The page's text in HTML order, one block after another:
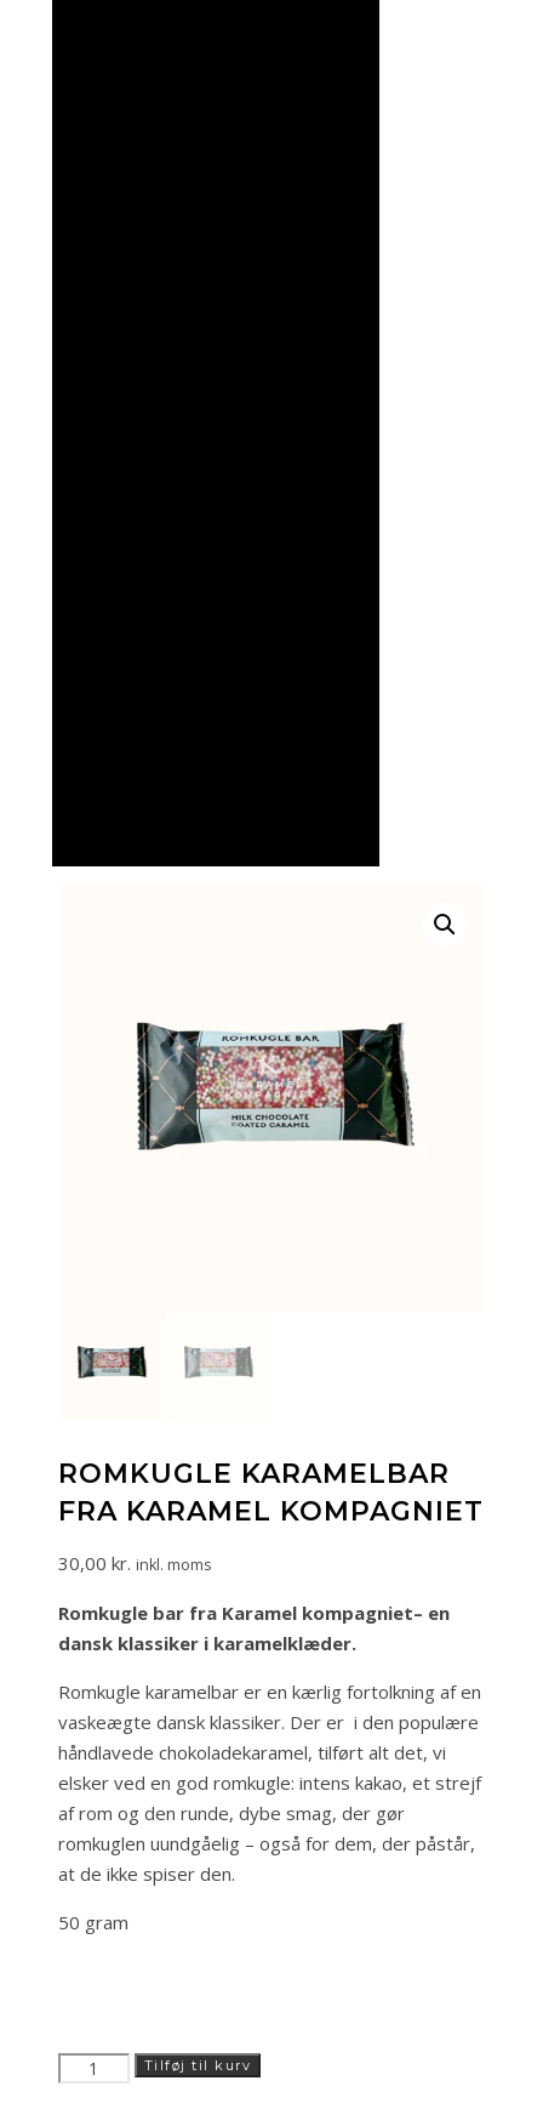
ROMKUGLE KARAMELBAR
FRA KARAMEL KOMPAGNIET
30,00 kr. inkl. moms
Romkugle bar fra Karamel kompagniet– en
dansk klassiker i karamelklæder.
Romkugle karamelbar er en kærlig fortolkning af en
vaskeægte dansk klassiker. Der er i den populære
håndlavede chokoladekaramel, tilført alt det, vi
elsker ved en god romkugle: intens kakao, et strejf
af rom og den runde, dybe smag, der gør
romkuglen uundgåelig – også for dem, der påstår,
at de ikke spiser den.
50 gram
Romkugle
Tilføj til kurv